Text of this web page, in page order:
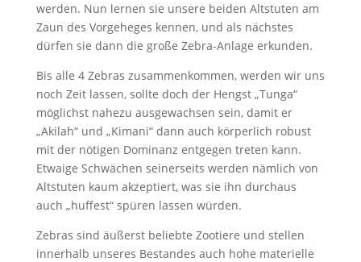
werden. Nun lernen sie unsere beiden Altstuten am
Zaun des Vorgeheges kennen, und als nächstes
dürfen sie dann die große Zebra-Anlage erkunden.
Bis alle 4 Zebras zusammenkommen, werden wir uns
noch Zeit lassen, sollte doch der Hengst „Tunga“
möglichst nahezu ausgewachsen sein, damit er
„Akilah“ und „Kimani“ dann auch körperlich robust
mit der nötigen Dominanz entgegen treten kann.
Etwaige Schwächen seinerseits werden nämlich von
Altstuten kaum akzeptiert, was sie ihn durchaus
auch „huffest“ spüren lassen würden.
Zebras sind äußerst beliebte Zootiere und stellen
innerhalb unseres Bestandes auch hohe materielle